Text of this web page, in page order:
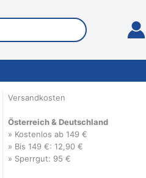
Versandkosten
Österreich & Deutschland
» Kostenlos ab 149 €
» Bis 149 €: 12,90 €
» Sperrgut: 95 €